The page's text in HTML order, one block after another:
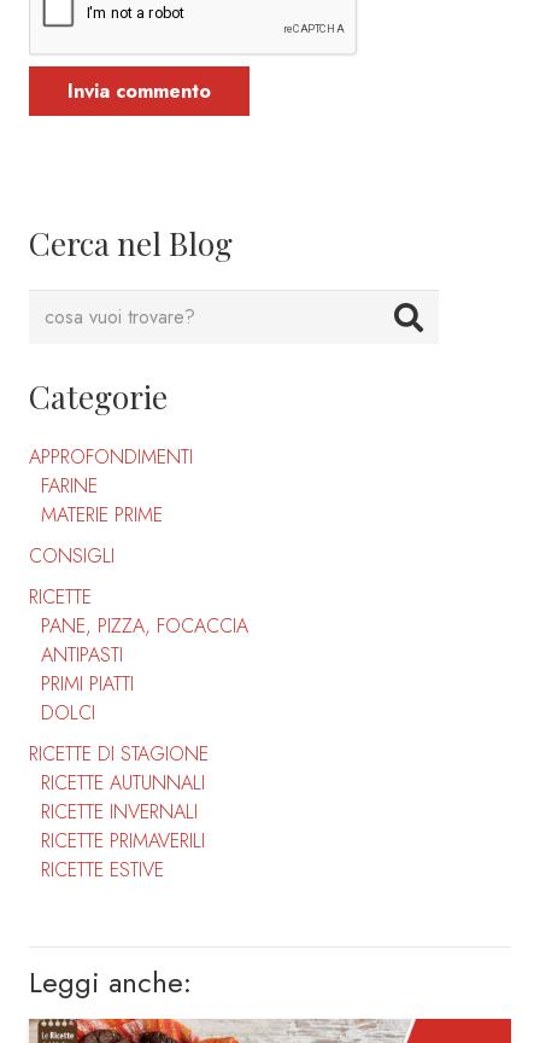
Cerca nel Blog
Categorie
APPROFONDIMENTI
FARINE
MATERIE PRIME
CONSIGLI
RICETTE
PANE, PIZZA, FOCACCIA
ANTIPASTI
PRIMI PIATTI
DOLCI
RICETTE DI STAGIONE
RICETTE AUTUNNALI
RICETTE INVERNALI
RICETTE PRIMAVERILI
RICETTE ESTIVE
Invia commento
Leggi anche: